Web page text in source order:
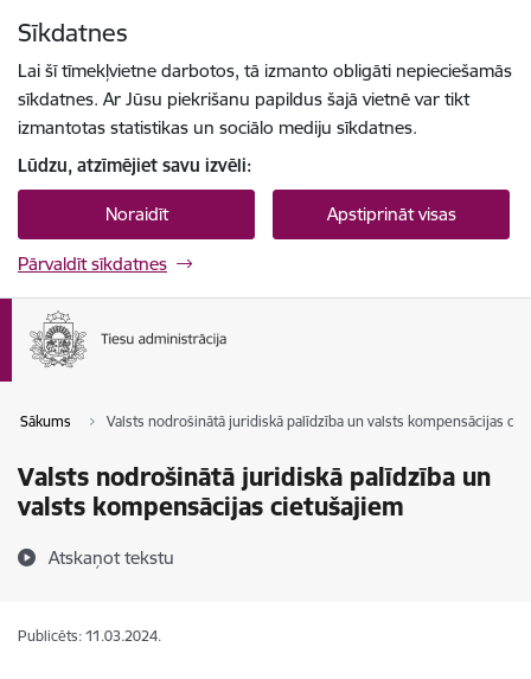
Sīkdatnes
Lai šī tīmekļvietne darbotos, tā izmanto obligāti nepieciešamās
sīkdatnes. Ar Jūsu piekrišanu papildus šajā vietnē var tikt
izmantotas statistikas un sociālo mediju sīkdatnes.
Lūdzu, atzīmējiet savu izvēli:
Noraidīt Apstiprināt visas
Pārvaldīt sīkdatnes
Sākums Valsts nodrošinātā juridiskā palīdzība un valsts kompensācijas
Valsts nodrošinātā juridiskā palīdzība un
valsts kompensācijas cietušajiem
Atskaņot tekstu
Publicēts: 11.03.2024.